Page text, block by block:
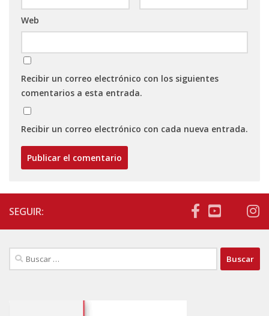
Web
Recibir un correo electrónico con los siguientes
comentarios a esta entrada.
Recibir un correo electrónico con cada nueva entrada.
SEGUIR:
Buscar: